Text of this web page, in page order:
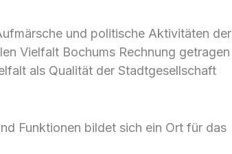
und politische Aktivitäten der
Vielfalt Bochums Rechnung getragen
als Qualität der Stadtgesellschaft
Funktionen bildet sich ein Ort für das